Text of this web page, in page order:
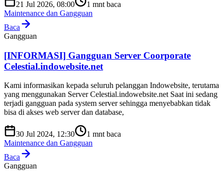
21 Jul 2026, 08:00 1 mnt baca
Maintenance dan Gangguan
Baca
Gangguan
[INFORMASI] Gangguan Server Coorporate
Celestial.indowebsite.net
Kami informasikan kepada seluruh pelanggan Indowebsite, terutama
yang menggunakan Server Celestial.indowebsite.net Saat ini sedang
terjadi gangguan pada system server sehingga menyebabkan tidak
bisa di akses web server dan database,
30 Jul 2024, 12:30 1 mnt baca
Maintenance dan Gangguan
Baca
Gangguan